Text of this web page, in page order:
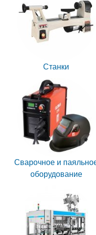
Станки
Сварочное и
оборудование